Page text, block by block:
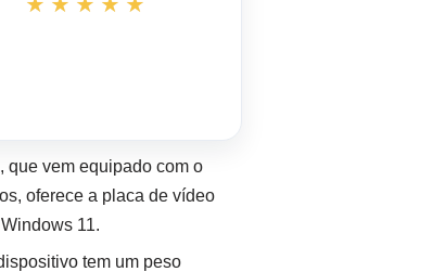
que vem equipado com o
oferece a placa de vídeo
11.
tem um peso